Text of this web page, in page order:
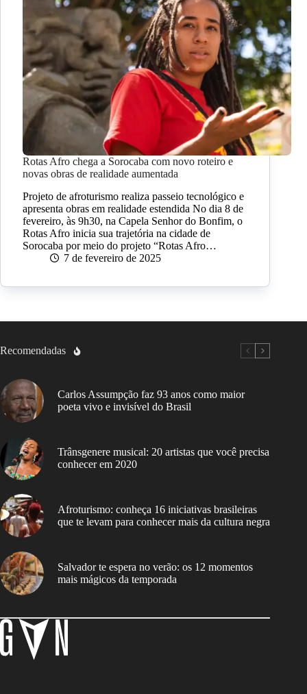
Rotas Afro chega a Sorocaba com novo roteiro e
novas obras de realidade aumentada
Projeto de afroturismo realiza passeio tecnológico e
apresenta obras em realidade estendida No dia 8 de
fevereiro, às 9h30, na Capela Senhor do Bonfim, o
Rotas Afro inicia sua trajetória na cidade de
Sorocaba por meio do projeto “Rotas Afro…
7 de fevereiro de 2025
Recomendadas
Carlos Assumpção faz 93 anos como maior
poeta vivo e invisível do Brasil
Trânsgenere musical: 20 artistas que você precisa
conhecer em 2020
Afroturismo: conheça 16 iniciativas brasileiras
que te levam para conhecer mais da cultura negra
Salvador te espera no verão: os 12 momentos
mais mágicos da temporada